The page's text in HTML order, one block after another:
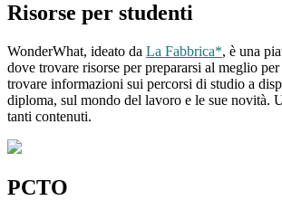
Risorse per studenti
WonderWhat, ideato da La Fabbrica*, è una
dove trovare risorse per prepararsi al meglio
trovare informazioni sui percorsi di studio a
diploma, sul mondo del lavoro e le sue novità.
tanti contenuti.
PCTO